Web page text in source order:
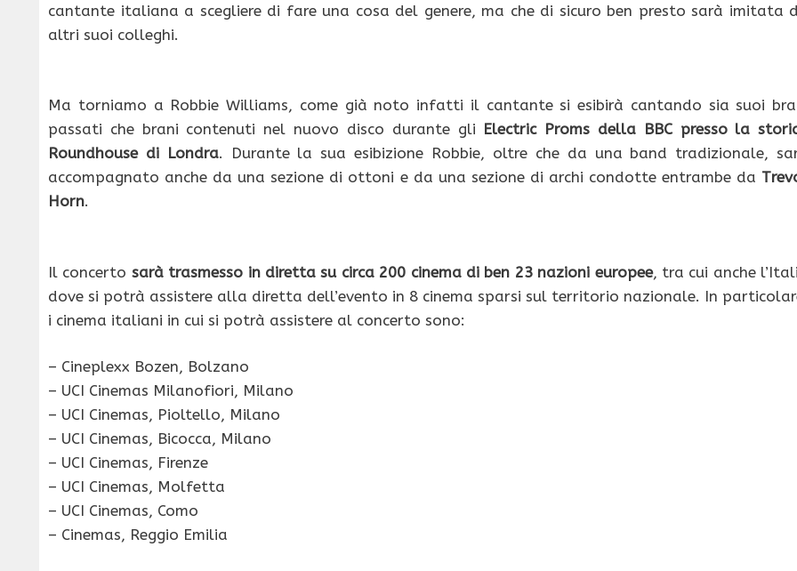
cantante italiana a scegliere di fare una cosa del genere, ma che di sicuro ben presto sarà imitata
altri suoi colleghi.
Ma torniamo a Robbie Williams, come già noto infatti il cantante si esibirà cantando sia suoi
passati che brani contenuti nel nuovo disco durante gli Electric Proms della BBC presso la
Roundhouse di Londra. Durante la sua esibizione Robbie, oltre che da una band tradizionale,
accompagnato anche da una sezione di ottoni e da una sezione di archi condotte entrambe da
Horn.
Il concerto sarà trasmesso in diretta su circa 200 cinema di ben 23 nazioni europee, tra cui anche
dove si potrà assistere alla diretta dell’evento in 8 cinema sparsi sul territorio nazionale. In
i cinema italiani in cui si potrà assistere al concerto sono:
– Cineplexx Bozen, Bolzano
– UCI Cinemas Milanofiori, Milano
– UCI Cinemas, Pioltello, Milano
– UCI Cinemas, Bicocca, Milano
– UCI Cinemas, Firenze
– UCI Cinemas, Molfetta
– UCI Cinemas, Como
– Cinemas, Reggio Emilia